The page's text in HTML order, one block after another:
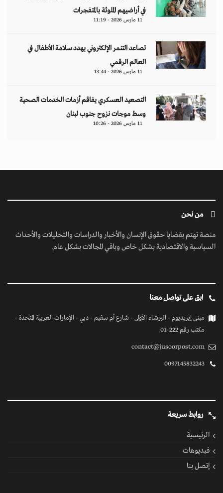
في أراضيهم الملوثة بالمتفجرات
11 مارس 2026 - 11:19
تصاعد التنمر الإلكتروني يهدد سلامة الأطفال في
العالم الرقمي
11 مارس 2026 - 13:44
التصعيد العسكري يفاقم أزمات الخدمات الصحية
وسط موجات نزوح جنوب لبنان
11 مارس 2026 - 10:26
من نحن
منصة تهتم بقضايا حقوق الإنسان والأخبار والدراسات والتحليلات والأحداث
السياسية والاقتصادية بشكل خاص وباقي المجالات بشكل عام.
ابق على تواصل معنا
مبنى إيريديوم - البرشاء الأولى - شارع أم سقيم - دبي - الإمارات العربية المتحدة -
مكتب رقم 222-01
contact@jusoorpost.com
0097145832243
روابط سريعة
الرئيسية
فيديوهات
إتصل بنا